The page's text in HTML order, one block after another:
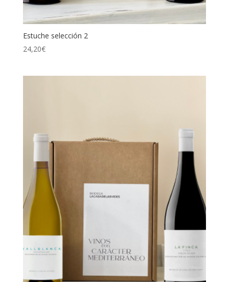
Estuche selección 2
24,20€